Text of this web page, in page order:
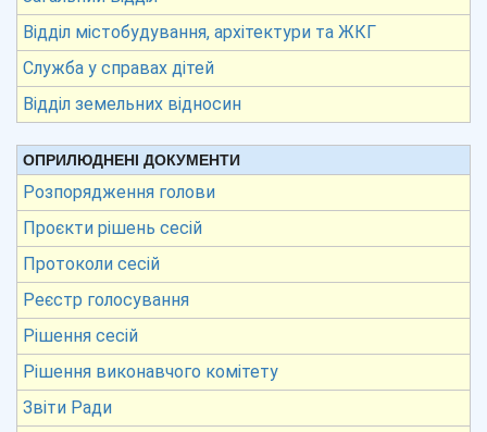
Відділ містобудування, архітектури та ЖКГ
Служба у справах дітей
Відділ земельних відносин
ОПРИЛЮДНЕНІ ДОКУМЕНТИ
Розпорядження голови
Проєкти рішень сесій
Протоколи сесій
Реєстр голосування
Рішення сесій
Рішення виконавчого комітету
Звіти Ради